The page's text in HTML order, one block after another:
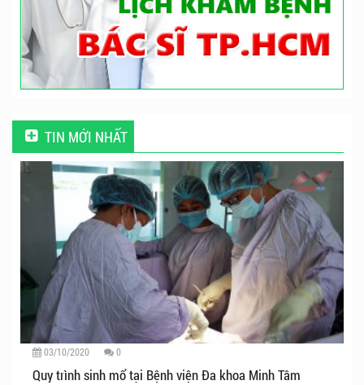
TIN MỚI NHẤT
03/10/2020 0
Quy trình sinh mổ tại Bệnh viện Đa khoa Minh Tâm